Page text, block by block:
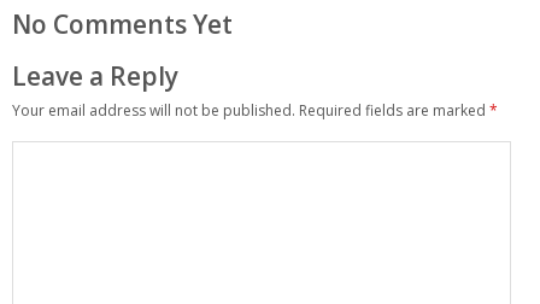
No Comments Yet
Leave a Reply
Your email address will not be published. Required fields are marked *